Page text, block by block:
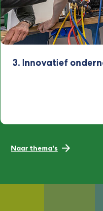
3. Innovatief
Naar thema's